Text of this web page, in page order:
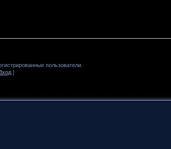
пользователи.
]